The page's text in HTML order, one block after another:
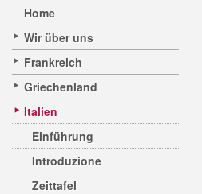
Home
Wir über uns
Frankreich
Griechenland
Italien
Einführung
Introduzione
Zeittafel